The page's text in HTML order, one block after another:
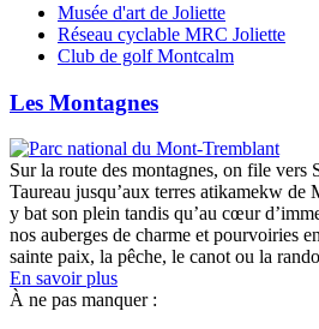
Musée d'art de Joliette
Réseau cyclable MRC Joliette
Club de golf Montcalm
Les Montagnes
Sur la route des montagnes, on file vers
Taureau jusqu’aux terres atikamekw de
y bat son plein tandis qu’au cœur
nos auberges de charme et pourvoiries
sainte paix, la pêche, le canot ou la
En savoir plus
À ne pas manquer :